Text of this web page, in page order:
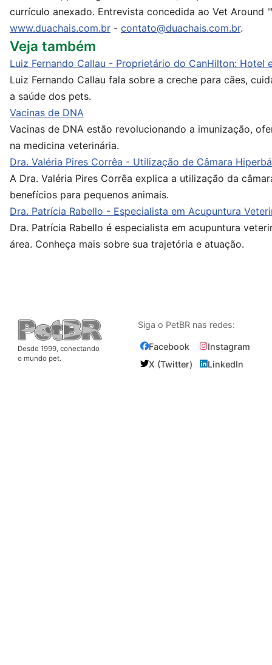
currículo anexado. Entrevista concedida ao Vet Around
www.duachais.com.br - contato@duachais.com.br.
Veja também
Luiz Fernando Callau - Proprietário do CanHilton: Hotel
Luiz Fernando Callau fala sobre a creche para cães,
a saúde dos pets.
Vacinas de DNA
Vacinas de DNA estão revolucionando a imunização,
na medicina veterinária.
Dra. Valéria Pires Corrêa - Utilização de Câmara
A Dra. Valéria Pires Corrêa explica a utilização da
benefícios para pequenos animais.
Dra. Patrícia Rabello - Especialista em Acupuntura
Dra. Patrícia Rabello é especialista em acupuntura
área. Conheça mais sobre sua trajetória e atuação.
Desde 1999, conectando
o mundo pet.
Siga o PetBR nas redes:
Facebook
Instagram
X (Twitter)
LinkedIn